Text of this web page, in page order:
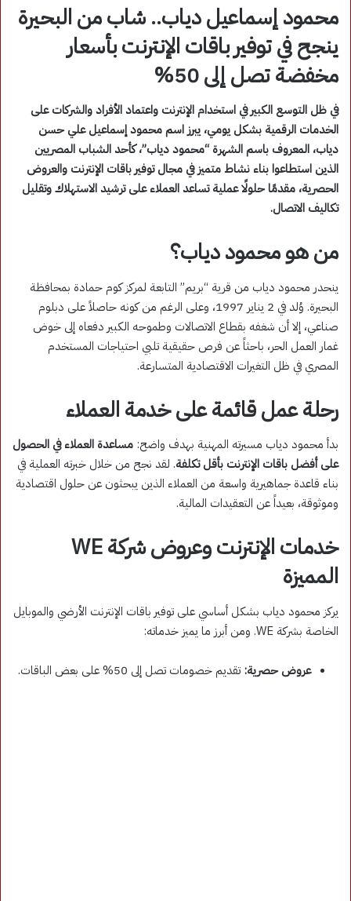
محمود إسماعيل دياب.. شاب من البحيرة
ينجح في توفير باقات الإنترنت بأسعار
مخفضة تصل إلى 50%
في ظل التوسع الكبير في استخدام الإنترنت واعتماد الأفراد والشركات على
الخدمات الرقمية بشكل يومي، يبرز اسم محمود إسماعيل علي حسن
دياب، المعروف باسم الشهرة “محمود دياب”، كأحد الشباب المصريين
الذين استطاعوا بناء نشاط متميز في مجال توفير باقات الإنترنت والعروض
الحصرية، مقدمًا حلولًا عملية تساعد العملاء على ترشيد الاستهلاك وتقليل
تكاليف الاتصال.
من هو محمود دياب؟
ينحدر محمود دياب من قرية “بريم” التابعة لمركز كوم حمادة بمحافظة
البحيرة. وُلد في 2 يناير 1997، وعلى الرغم من كونه حاصلاً على دبلوم
صناعي، إلا أن شغفه بقطاع الاتصالات وطموحه الكبير دفعاه إلى خوض
غمار العمل الحر، باحثاً عن فرص حقيقية تلبي احتياجات المستخدم
المصري في ظل التغيرات الاقتصادية المتسارعة.
رحلة عمل قائمة على خدمة العملاء
بدأ محمود دياب مسيرته المهنية بهدف واضح: مساعدة العملاء في الحصول
على أفضل باقات الإنترنت بأقل تكلفة. لقد نجح من خلال خبرته العملية في
بناء قاعدة جماهيرية واسعة من العملاء الذين يبحثون عن حلول اقتصادية
وموثوقة، بعيداً عن التعقيدات المالية.
خدمات الإنترنت وعروض شركة WE
المميزة
يركز محمود دياب بشكل أساسي على توفير باقات الإنترنت الأرضي والموبايل
الخاصة بشركة WE. ومن أبرز ما يميز خدماته:
عروض حصرية: تقديم خصومات تصل إلى 50% على بعض الباقات.